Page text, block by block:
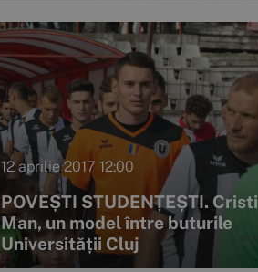
12 aprilie 2017 12:00
POVEȘTI STUDENȚEȘTI. Cristi
Man, un model între buturile
Universității Cluj